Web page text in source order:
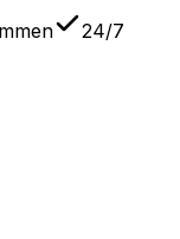
24/7